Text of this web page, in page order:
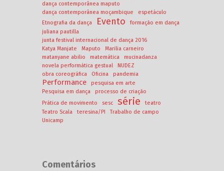
dança contemporânea maputo
dança contemporânea moçambique
espetáculo
Etnografia da dança
Evento
formação em dança
juliana pautilla
junta festival internacional de dança 2016
Katya Manjate
Maputo
Marilia carneiro
matanyane abilio
matemática
mucinadanza
novela performática gestual
NUDEZ
obra coreográfica
Oficina pandemia
Performance
pesquisa em arte
Pesquisa em dança
processo de criação
Prática de movimento
sesc série
teatro
Teatro Scala
teresina/PI
Trabalho de campo
Unicamp
Comentários